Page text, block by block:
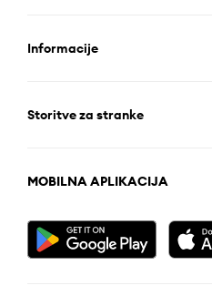
Informacije
Storitve za stranke
MOBILNA APLIKACIJA